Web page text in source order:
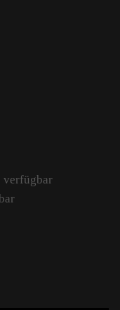
verfügbar